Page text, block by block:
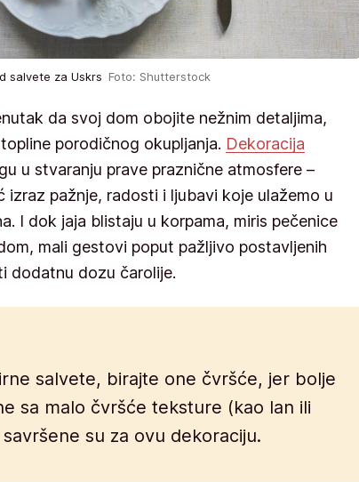
salvete za Uskrs Foto: Shutterstock
da svoj dom obojite nežnim detaljima,
porodičnog okupljanja. Dekoracija
u stvaranju prave praznične atmosfere –
izraz pažnje, radosti i ljubavi koje ulažemo u
I dok jaja blistaju u korpama, miris pečenice
mali gestovi poput pažljivo postavljenih
dodatnu dozu čarolije.
salvete, birajte one čvršće, jer bolje
sa malo čvršće teksture (kao lan ili
su za ovu dekoraciju.